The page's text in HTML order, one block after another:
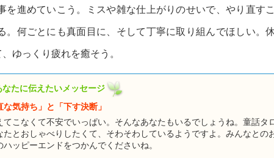
進めていこう。ミスや雑な仕上がりのせいで、やり直す
何ごとにも真面目に、そして丁寧に取り組んでほしい。
ゆっくり疲れを癒そう。
なたに伝えたいメッセージ
気持ち」と「下す決断」
こなくて不安でいっぱい。そんなあなたもいるでしょうね。童話タ
たとおしゃべりしたくて、そわそわしているようですよ。みんなとの
ッピーエンドをつかんでくださいね。